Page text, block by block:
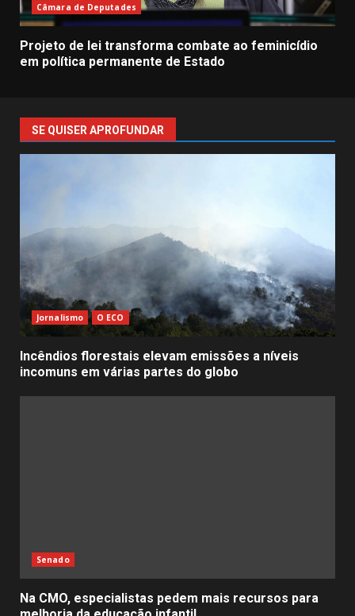
Câmara de Deputades
Projeto de lei transforma combate ao feminicídio
em política permanente de Estado
SE QUISER APROFUNDAR
Jornalismo O ECO
Incêndios florestais elevam emissões a níveis
incomuns em várias partes do globo
Senado
Na CMO, especialistas pedem mais recursos para